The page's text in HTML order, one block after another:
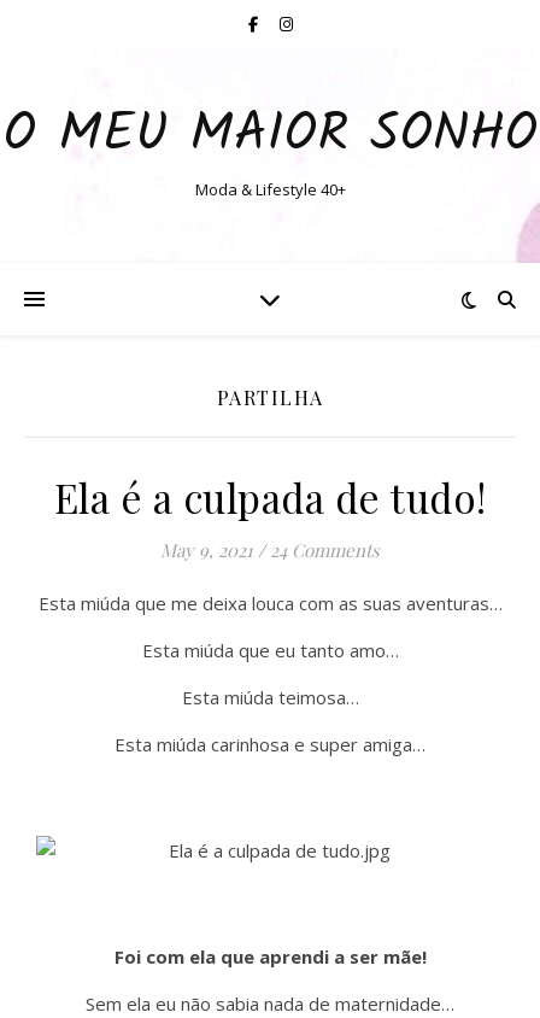
O MEU MAIOR SONHO
Moda & Lifestyle 40+
PARTILHA
Ela é a culpada de tudo!
May 9, 2021 / 24 Comments
Esta miúda que me deixa louca com as suas aventuras…
Esta miúda que eu tanto amo…
Esta miúda teimosa…
Esta miúda carinhosa e super amiga…
Foi com ela que aprendi a ser mãe!
Sem ela eu não sabia nada de maternidade…